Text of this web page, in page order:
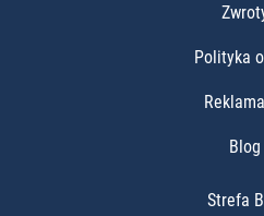
Polityka
Blog
Strefa